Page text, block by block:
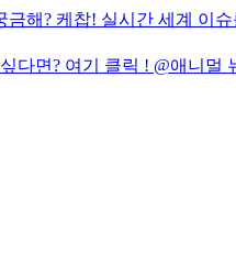
금해? 케찹! 실시간 세계 이슈
다면? 여기 클릭 ! @애니멀